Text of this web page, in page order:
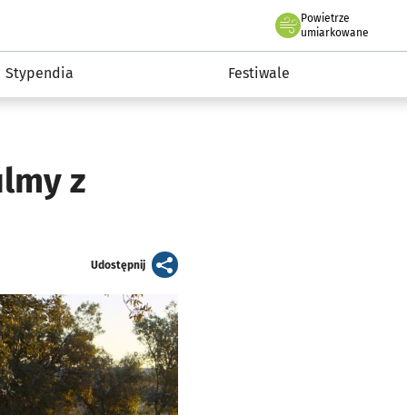
Powietrze
we Wrocławiu
umiarkowane
Stypendia Festiwale
z
Udostępnijartykuł